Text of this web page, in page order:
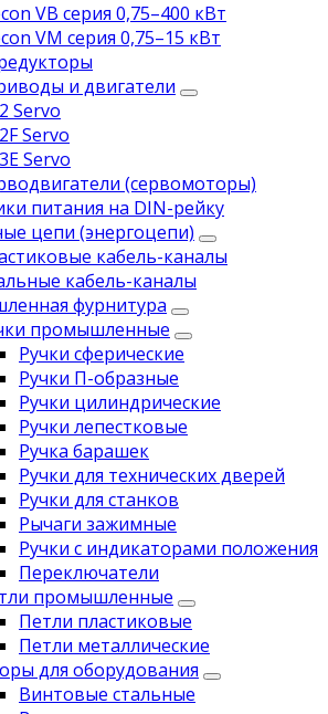
VB серия 0,75–400 кВт
VM серия 0,75–15 кВт
и двигатели
Servo
Servo
Servo
(сервомоторы)
питания на DIN-рейку
цепи (энергоцепи)
кабель-каналы
кабель-каналы
фурнитура
промышленные
Ручки сферические
Ручки П-образные
Ручки цилиндрические
Ручки лепестковые
Ручка барашек
Ручки для технических дверей
Ручки для станков
Рычаги зажимные
Ручки с индикаторами положения
Переключатели
промышленные
Петли пластиковые
Петли металлические
для оборудования
Винтовые стальные